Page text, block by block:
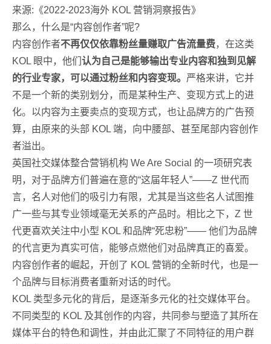
来源:《2022-2023海外 KOL 营销洞察报告》
那么，什么是“内容创作者”呢?
内容创作者不再仅仅依靠粉丝量赚取广告流量费，在这类
KOL 眼中，他们 认为自己是能够输出专业内容和独到见解
的行业专家，可以通过粉丝和内容变现。 严格来讲，它并
不是一个新的类别划分，而是某种生产、变现方式上的进
化。以内容为主要卖点的变现方式，也让品牌方的广告预
算，由原来的头部 KOL 端，向中腰部、甚至尾部内容创作
者溢出。
英国社交媒体整合营销机构 We Are Social 的一项研究表
明，对于品牌方们普遍在意的“这届年轻人”——Z 世代而
言，名人对他们的吸引力有限，尤其是当这些名人试图推
广一些与其专业领域毫无关系的产品时。相比之下，Z 世
代更喜欢关注中小型 KOL 和品牌“死忠粉”—— 他们为品牌
的代言更为真实可信，能够点燃他们对品牌真正的喜爱。
内容创作者的崛起，开创了 KOL 营销的全新时代，也是一
个品牌与目标消费者重新对话的时代。
KOL 类型多元化的背后，是逐渐多元化的社交媒体平台。
不同类型的 KOL 及其创作的内容，共同参与塑造了其所在
媒体平台的特色和调性，并由此汇聚了不同特征的用户群